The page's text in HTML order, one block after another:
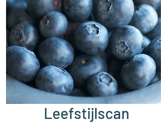
Leefstijlscan